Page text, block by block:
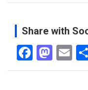
Share with
F
a
M
a
E
m